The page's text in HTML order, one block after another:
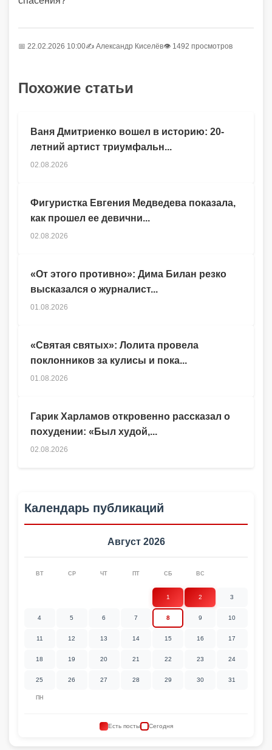
📅 22.02.2026 10:00✍️ Александр Киселёв👁 1492 просмотров
Похожие статьи
Гарик Харламов откровенно рассказал о
похудении: «Был худой,...
02.08.2026
Ваня Дмитриенко вошел в историю: 20-
летний артист триумфальн...
02.08.2026
Фигуристка Евгения Медведева показала,
как прошел ее девични...
02.08.2026
«От этого противно»: Дима Билан резко
высказался о журналист...
01.08.2026
«Святая святых»: Лолита провела
поклонников за кулисы и пока...
01.08.2026
Календарь публикаций
Август 2026
ПН
ВТ СР ЧТ ПТ СБ ВС
1 2 3
4 5 6 7 8 9 10
11 12 13 14 15 16 17
18 19 20 21 22 23 24
25 26 27 28 29 30 31
Есть посты Сегодня